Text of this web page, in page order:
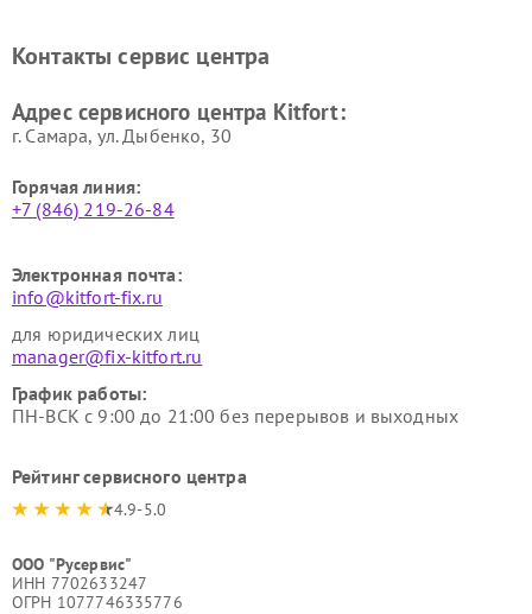
Kitfort
Kitfort
Kitfort
Kitfort
Контакты сервис центра
Адрес сервисного центра Kitfort:
г. Самара, ул. Дыбенко, 30
Горячая линия:
+7 (846) 219-26-84
Электронная почта:
info@kitfort-fix.ru
для юридических лиц
manager@fix-kitfort.ru
График работы:
ПН-ВСК с 9:00 до 21:00 без перерывов и выходных
Рейтинг сервисного центра
4.9-5.0
ООО "Русервис"
ИНН 7702633247
ОГРН 1077746335776